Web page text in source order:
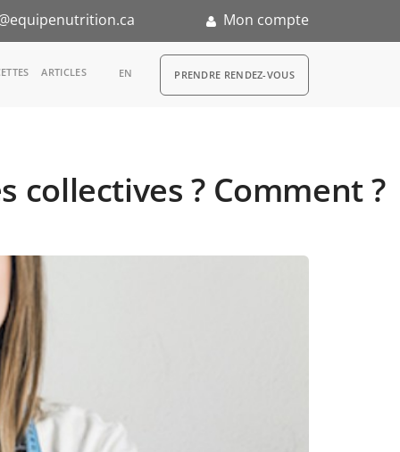
Mon compte
ARTICLES EN RDV
PRENDRE RENDEZ-VOUS
? Comment ?